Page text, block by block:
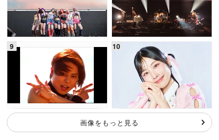
画像をもっと見る